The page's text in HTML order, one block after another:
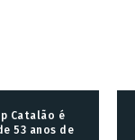
Catalão é
53 anos de